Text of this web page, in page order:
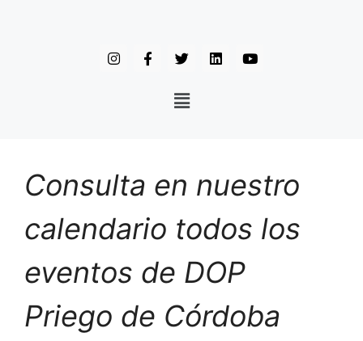
Consulta en nuestro
calendario todos los
eventos de DOP
Priego de Córdoba